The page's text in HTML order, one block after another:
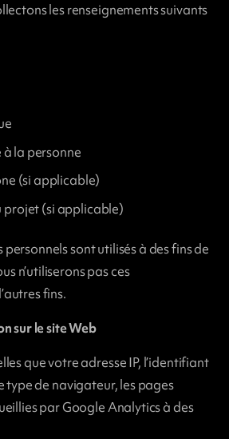
les renseignements suivants
la personne
(si applicable)
projet (si applicable)
personnels sont utilisés à des fins de
n’utiliserons pas ces
fins.
sur le site Web
que votre adresse IP, l’identifiant
type de navigateur, les pages
par Google Analytics à des